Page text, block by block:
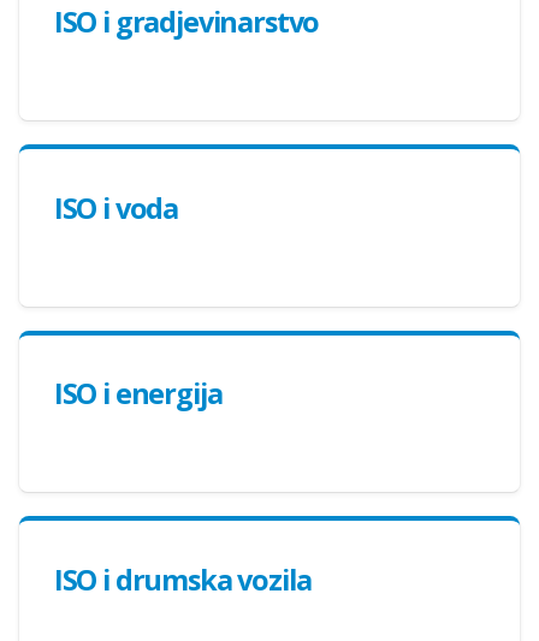
ISO i gradjevinarstvo
ISO i voda
ISO i energija
ISO i drumska vozila